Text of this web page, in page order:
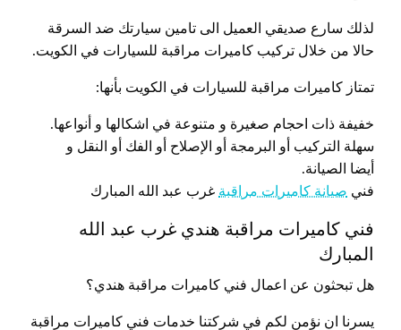
لذلك سارع صديقي العميل الى تامين سيارتك ضد السرقة
حالا من خلال تركيب كاميرات مراقبة للسيارات في الكويت.
تمتاز كاميرات مراقبة للسيارات في الكويت بأنها:
خفيفة ذات احجام صغيرة و متنوعة في اشكالها و أنواعها.
سهلة التركيب أو البرمجة أو الإصلاح أو الفك أو النقل و
أيضا الصيانة.
فني صيانة كاميرات مراقبة غرب عبد الله المبارك
فني كاميرات مراقبة هندي غرب عبد الله
المبارك
هل تبحثون عن اعمال فني كاميرات مراقبة هندي؟
يسرنا ان نؤمن لكم في شركتنا خدمات فني كاميرات مراقبة